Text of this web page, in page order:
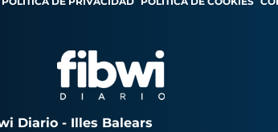
Diario - Illes Balears